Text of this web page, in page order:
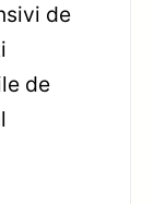
de
de